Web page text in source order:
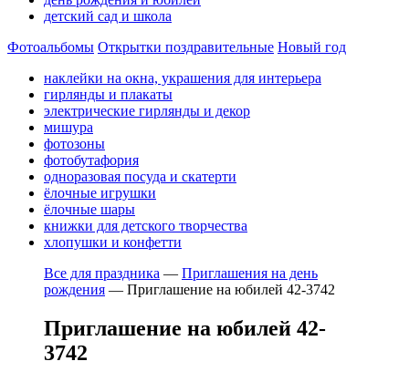
детский сад и школа
Фотоальбомы Открытки поздравительные Новый год
наклейки на окна, украшения для интерьера
гирлянды и плакаты
электрические гирлянды и декор
мишура
фотозоны
фотобутафория
одноразовая посуда и скатерти
ёлочные игрушки
ёлочные шары
книжки для детского творчества
хлопушки и конфетти
Все для праздника — Приглашения на день
рождения — Приглашение на юбилей 42-3742
Приглашение на юбилей 42-
3742